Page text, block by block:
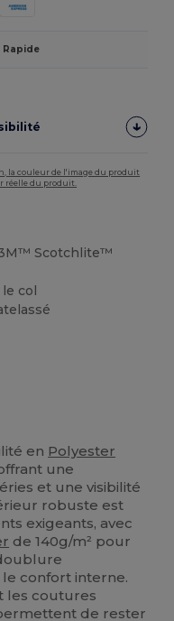
Rapide
la couleur de l'image du produit
réelle du produit.
Scotchlite™
col
en Polyester
une
et une visibilité
robuste est
exigeants, avec
de 140g/m² pour
confort interne.
les coutures
de rester